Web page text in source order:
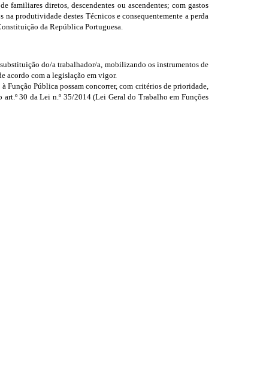
familiares diretos, descendentes ou ascendentes; com gastos
produtividade destes Técnicos e consequentemente a perda
da República Portuguesa.
do/a trabalhador/a, mobilizando os instrumentos de
acordo com a legislação em vigor.
Função Pública possam concorrer, com critérios de prioridade,
30 da Lei n.º 35/2014 (Lei Geral do Trabalho em Funções